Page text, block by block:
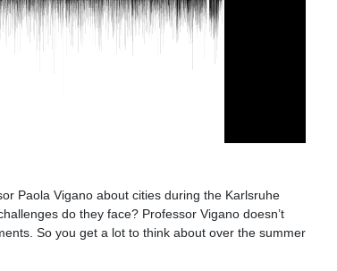
Paola Vigano about cities during the Karlsruhe
do they face? Professor Vigano doesn’t
So you get a lot to think about over the summer